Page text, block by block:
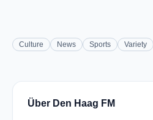
Culture News Sports Variety
Über Den Haag FM